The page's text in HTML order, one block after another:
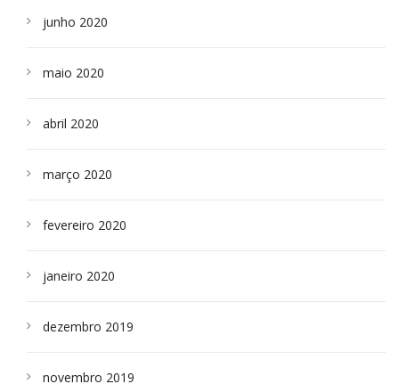
junho 2020
maio 2020
abril 2020
março 2020
fevereiro 2020
janeiro 2020
dezembro 2019
novembro 2019